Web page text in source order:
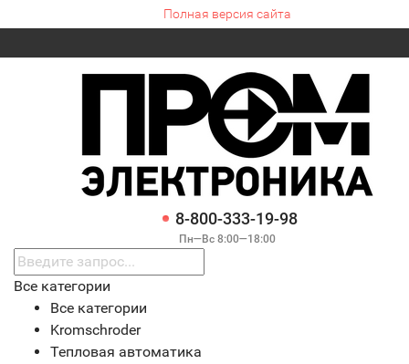
Полная версия сайта
8-800-333-19-98
Пн—Вс 8:00—18:00
Все категории
Все категории
Kromschroder
Тепловая автоматика